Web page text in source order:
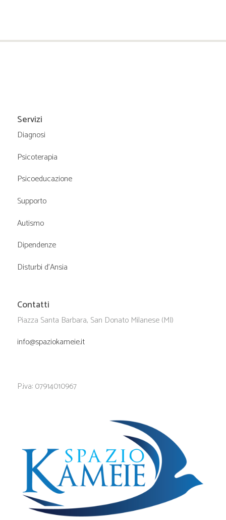
z
Servizi
Diagnosi
Psicoterapia
Psicoeducazione
Supporto
Autismo
Dipendenze
Disturbi d’Ansia
Contatti
Piazza Santa Barbara, San Donato Milanese (MI)
info@spaziokameie.it
P.iva: 07914010967